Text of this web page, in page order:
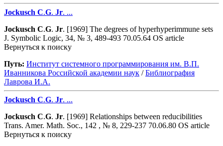
Jockusch C.G. Jr. ...
Jockusch C.G. Jr. [1969] The degrees of hyperhyperimmune sets
J. Symbolic Logic, 34, № 3, 489-493 70.05.64 OS article
Вернуться к поиску
Путь: Институт системного программирования им. В.П.
Иванникова Роcсийской академии наук /Библиография
Лаврова И.А.
Jockusch C.G. Jr. ...
Jockusch C.G. Jr. [1969] Relationships between reducibilities
Trans. Amer. Math. Soc., 142 , № 8, 229-237 70.06.80 OS article
Вернуться к поиску